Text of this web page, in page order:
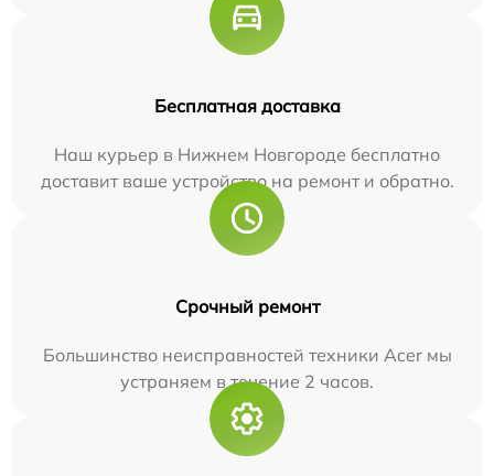
Бесплатная доставка
Наш курьер в Нижнем Новгороде бесплатно
доставит ваше устройство на ремонт и обратно.
Срочный ремонт
Большинство неисправностей техники Acer мы
устраняем в течение 2 часов.